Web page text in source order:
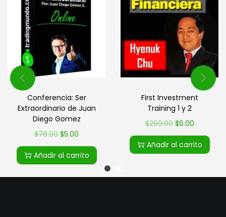
Conferencia: Ser
Extraordinario de Juan
Diego Gomez
$78.00 $5.00
Añadir al carrito
First Investment
Training 1 y 2
$299.00 $6.00
Añadir al carrito